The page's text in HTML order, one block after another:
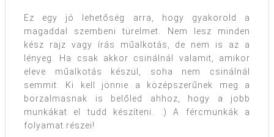
Ez egy jó lehetőség arra, hogy gyakorold a
magaddal szembeni türelmet. Nem lesz minden
kész rajz vagy írás műalkotás, de nem is az a
lényeg. Ha csak akkor csinálnál valamit, amikor
eleve műalkotás készül, soha nem csinálnál
semmit. Ki kell jönnie a középszerűnek meg a
borzalmasnak is belőled ahhoz, hogy a jobb
munkákat el tudd készíteni. :) A fércmunkák a
folyamat részei!